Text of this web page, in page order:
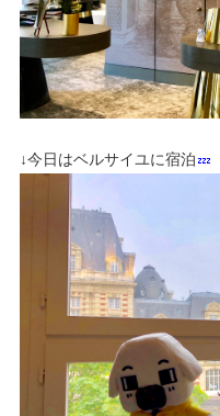
↓今日はベルサイユに宿泊